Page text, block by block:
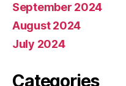
September 2024
August 2024
July 2024
Categories